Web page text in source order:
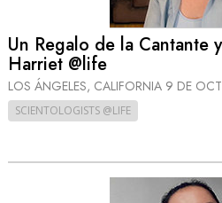
Un Regalo de la Cantante
Harriet @life
LOS ÁNGELES, CALIFORNIA 9 DE
SCIENTOLOGISTS @LIFE